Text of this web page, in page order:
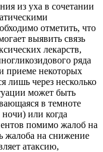
из уха в сочетании
отметить, что
выявить связь
лекарств,
ряда
приеме некоторых
лишь через несколько
может быть
в темноте
или когда
помимо жалоб на
жалоба на снижение
атаксию,